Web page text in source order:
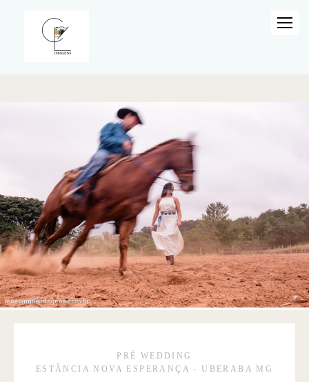
PRÉ WEDDING
ESTÂNCIA NOVA ESPERANÇA - UBERABA MG